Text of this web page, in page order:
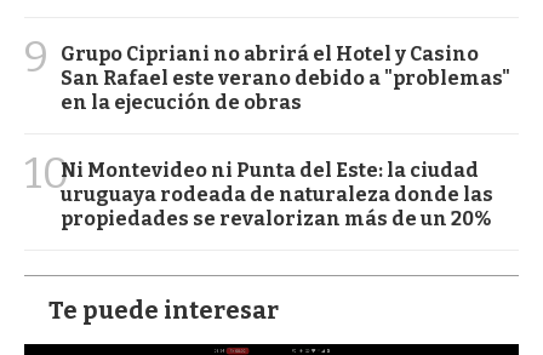
9
Grupo Cipriani no abrirá el Hotel y Casino
San Rafael este verano debido a "problemas"
en la ejecución de obras
10Ni Montevideo ni Punta del Este: la ciudad
uruguaya rodeada de naturaleza donde las
propiedades se revalorizan más de un 20%
Te puede interesar